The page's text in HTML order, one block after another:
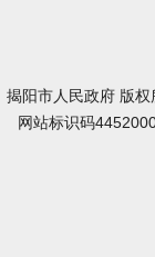
揭阳市人民政府 版
网站标识码